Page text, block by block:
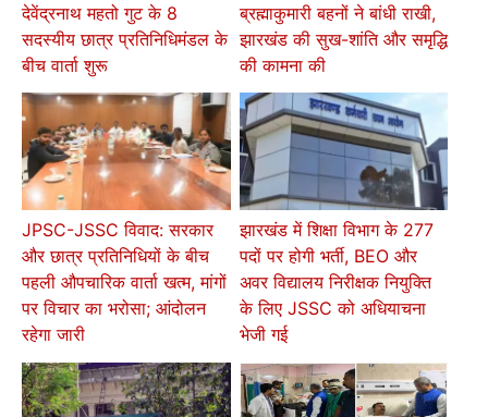
देवेंद्रनाथ महतो गुट के 8
सदस्यीय छात्र प्रतिनिधिमंडल के
बीच वार्ता शुरू
ब्रह्माकुमारी बहनों ने बांधी राखी,
झारखंड की सुख-शांति और समृद्धि
की कामना की
JPSC-JSSC विवाद: सरकार
और छात्र प्रतिनिधियों के बीच
पहली औपचारिक वार्ता खत्म, मांगों
पर विचार का भरोसा; आंदोलन
रहेगा जारी
झारखंड में शिक्षा विभाग के 277
पदों पर होगी भर्ती, BEO और
अवर विद्यालय निरीक्षक नियुक्ति
के लिए JSSC को अधियाचना
भेजी गई